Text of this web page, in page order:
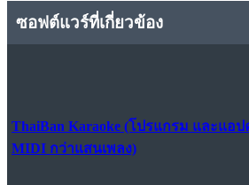
ซอฟต์แวร์ที่เกี่ยวข้อง
ThaiBan Karaoke (โปรแกรม และแอป
MIDI กว่าแสนเพลง)